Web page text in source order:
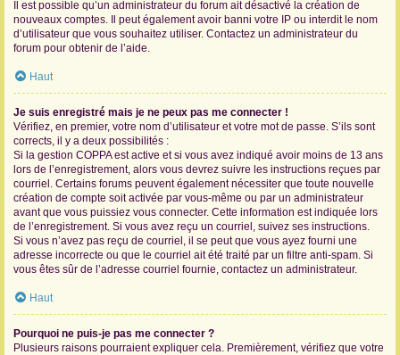
Il est possible qu’un administrateur du forum ait désactivé la création de
nouveaux comptes. Il peut également avoir banni votre IP ou interdit le nom
d’utilisateur que vous souhaitez utiliser. Contactez un administrateur du
forum pour obtenir de l’aide.
Haut
Je suis enregistré mais je ne peux pas me connecter !
Vérifiez, en premier, votre nom d’utilisateur et votre mot de passe. S’ils sont
corrects, il y a deux possibilités :
Si la gestion COPPA est active et si vous avez indiqué avoir moins de 13 ans
lors de l’enregistrement, alors vous devrez suivre les instructions reçues par
courriel. Certains forums peuvent également nécessiter que toute nouvelle
création de compte soit activée par vous-même ou par un administrateur
avant que vous puissiez vous connecter. Cette information est indiquée lors
de l’enregistrement. Si vous avez reçu un courriel, suivez ses instructions.
Si vous n’avez pas reçu de courriel, il se peut que vous ayez fourni une
adresse incorrecte ou que le courriel ait été traité par un filtre anti-spam. Si
vous êtes sûr de l’adresse courriel fournie, contactez un administrateur.
Haut
Pourquoi ne puis-je pas me connecter ?
Plusieurs raisons pourraient expliquer cela. Premièrement, vérifiez que votre